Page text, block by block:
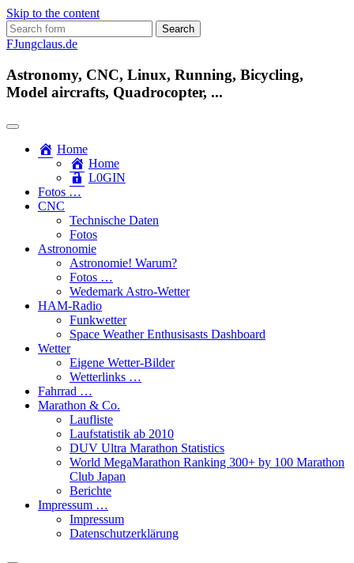
Skip to the content
Search
for:
FJungclaus.de
Astronomy, CNC, Linux, Running, Bicycling,
Model aircrafts, Quadrocopter, ...
Home
Home
L​0​​GIN
Fotos …
CNC
Technische Daten
Fotos
Astronomie
Astronomie! Warum?
Fotos …
Wedemark Astro-Wetter
HAM-Radio
Funkwetter
Space Weather Enthusisasts Dashboard
Wetter
Eigene Wetter-Bilder
Wetterlinks …
Fahrrad …
Marathon & Co.
Laufliste
Laufstatistik ab 2010
DUV Ultra Marathon Statistics
World MegaMarathon Ranking 300+ by 100 Marathon
Club Japan
Berichte
Impressum …
Impressum
Datenschutzerklärung